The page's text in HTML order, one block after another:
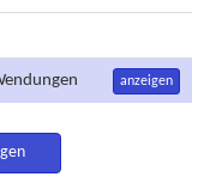
anzeigen